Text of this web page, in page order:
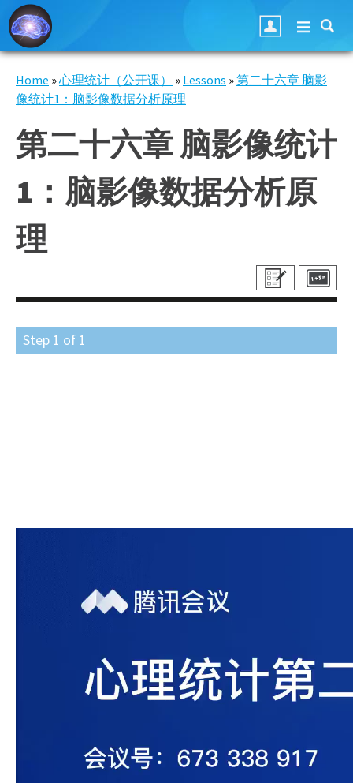
Skip to main content
You are here
Home »心理统计（公开课） » Lessons »第二十六章 脑影
像统计1：脑影像数据分析原理
第二十六章 脑影像统计
1：脑影像数据分析原
理
Step 1 of 1